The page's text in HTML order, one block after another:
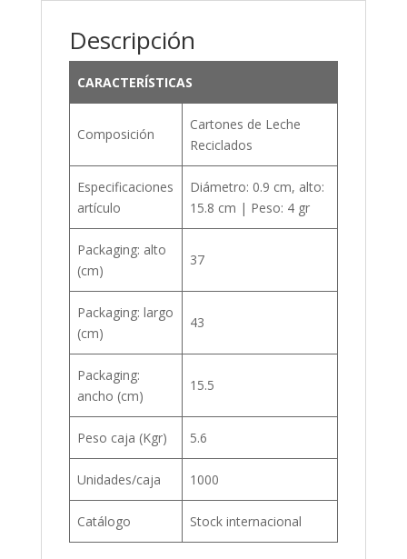
Descripción
CARACTERÍSTICAS
Composición
Cartones de Leche
Reciclados
Especificaciones
artículo
Diámetro: 0.9 cm, alto:
15.8 cm | Peso: 4 gr
Packaging: alto
(cm)
37
Packaging: largo
(cm)
43
Packaging:
ancho (cm)
15.5
Peso caja (Kgr) 5.6
Unidades/caja 1000
Catálogo Stock internacional